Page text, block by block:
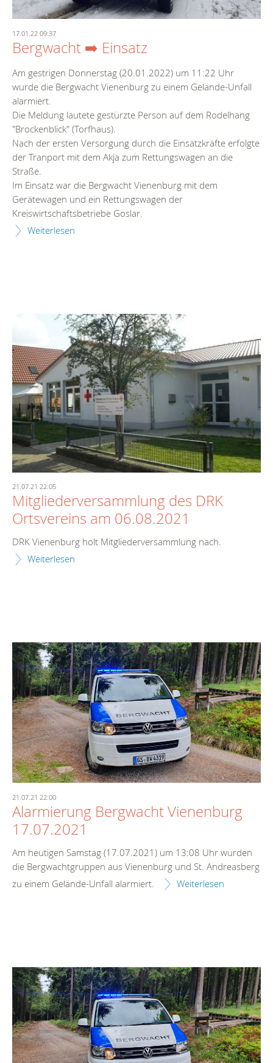
17.01.22 09:37
Bergwacht ➡️ Einsatz
Am gestrigen Donnerstag (20.01.2022) um 11:22 Uhr
wurde die Bergwacht Vienenburg zu einem Gelände-Unfall
alarmiert.
Die Meldung lautete gestürzte Person auf dem Rodelhang
"Brockenblick" (Torfhaus).
Nach der ersten Versorgung durch die Einsatzkräfte erfolgte
der Tranport mit dem Akja zum Rettungswagen an die
Straße.
Im Einsatz war die Bergwacht Vienenburg mit dem
Gerätewagen und ein Rettungswagen der
Kreiswirtschaftsbetriebe Goslar.
Weiterlesen
21.07.21 22:05
Mitgliederversammlung des DRK
Ortsvereins am 06.08.2021
DRK Vienenburg holt Mitgliederversammlung nach.
Weiterlesen
21.07.21 22:00
Alarmierung Bergwacht Vienenburg
17.07.2021
Am heutigen Samstag (17.07.2021) um 13:08 Uhr wurden
die Bergwachtgruppen aus Vienenburg und St. Andreasberg
zu einem Gelände-Unfall alarmiert.
Weiterlesen